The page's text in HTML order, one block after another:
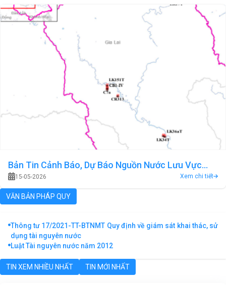
Bản Tin Cảnh Báo, Dự Báo Nguồn Nước Lưu Vực
Sông Ba Tháng 05 Năm 2026
15-05-2026 Xem chi tiết
VĂN BẢN PHÁP QUY
Thông tư 17/2021-TT-BTNMT Quy định về giám sát khai thác, sử
dụng tài nguyên nước
Luật Tài nguyên nước năm 2012
TIN XEM NHIỀU NHẤT TIN MỚI NHẤT